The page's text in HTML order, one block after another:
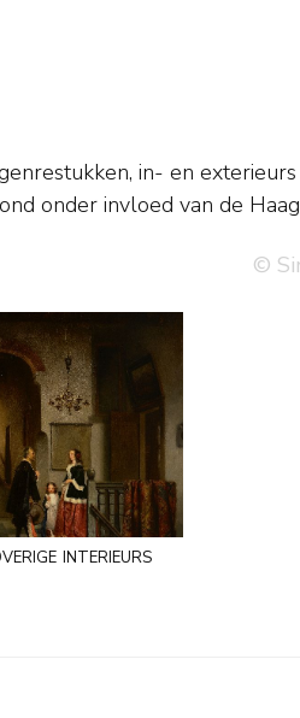
onder invloed van de
©
interieurs